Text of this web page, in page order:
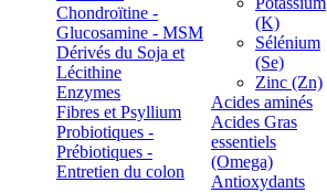
Chondroïtine -
Glucosamine - MSM
Dérivés du Soja et
Lécithine
Enzymes
Fibres et Psyllium
Probiotiques -
Prébiotiques -
Entretien du colon
(K)
Sélénium
(Se)
Zinc (Zn)
Acides aminés
Acides Gras
essentiels
(Omega)
Antioxydants